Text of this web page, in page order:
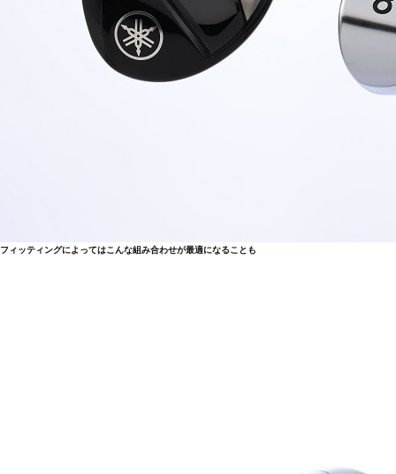
フィッティングによってはこんな組み合わせが最適になることも